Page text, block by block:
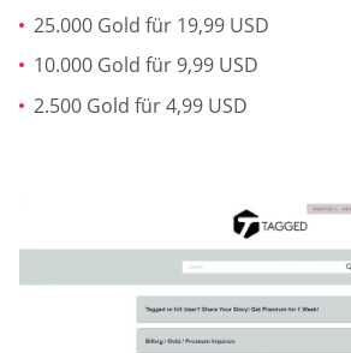
25.000 Gold für 19,99 USD
10.000 Gold für 9,99 USD
2.500 Gold für 4,99 USD